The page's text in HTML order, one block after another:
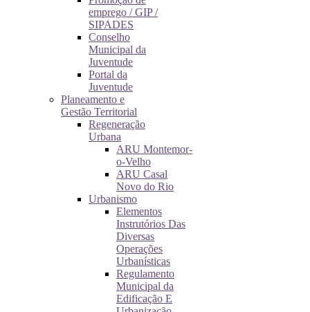
emprego / GIP /
SIPADES
Conselho
Municipal da
Juventude
Portal da
Juventude
Planeamento e
Gestão Territorial
Regeneração
Urbana
ARU Montemor-
o-Velho
ARU Casal
Novo do Rio
Urbanismo
Elementos
Instrutórios Das
Diversas
Operações
Urbanísticas
Regulamento
Municipal da
Edificação E